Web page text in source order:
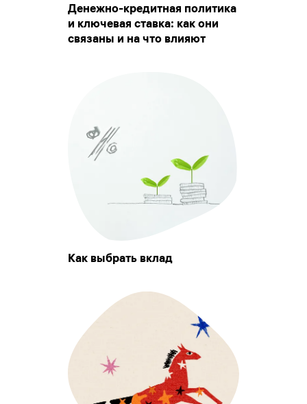
Денежно-кредитная политика
и ключевая ставка: как они
связаны и на что влияют
Как выбрать вклад